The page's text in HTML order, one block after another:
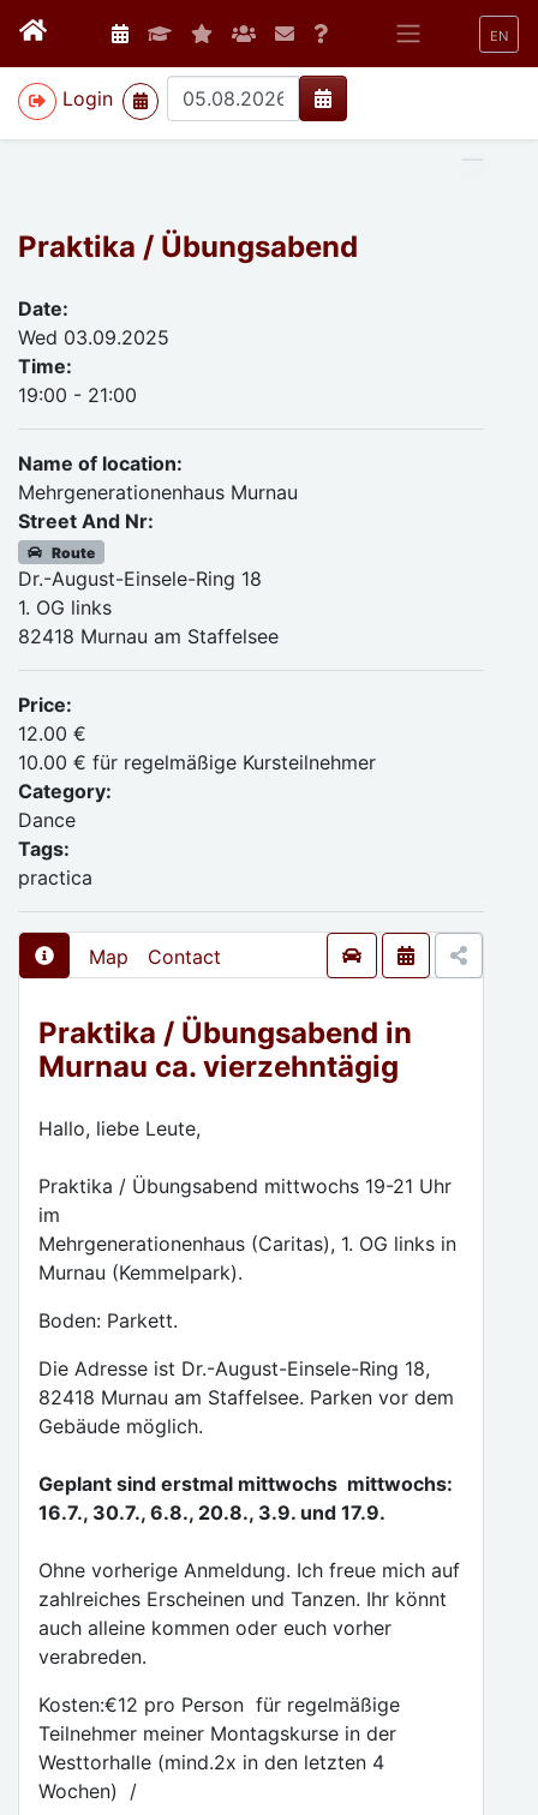
EN
Login
>
Praktika / Übungsabend
Date:
Wed 03.09.2025
Time:
19:00 - 21:00
Name of location:
Mehrgenerationenhaus Murnau
Street And Nr:
Route
Dr.-August-Einsele-Ring 18
1. OG links
82418 Murnau am Staffelsee
Price:
12.00 €
10.00 € für regelmäßige Kursteilnehmer
Category:
Dance
Tags:
practica
Map Contact
Praktika / Übungsabend in
Murnau ca. vierzehntägig
Hallo, liebe Leute,
Praktika / Übungsabend mittwochs 19-21 Uhr
im
Mehrgenerationenhaus (Caritas), 1. OG links in
Murnau (Kemmelpark).
Boden: Parkett.
Die Adresse ist Dr.-August-Einsele-Ring 18,
82418 Murnau am Staffelsee. Parken vor dem
Gebäude möglich.
Geplant sind erstmal mittwochs mittwochs:
16.7., 30.7., 6.8., 20.8., 3.9. und 17.9.
Ohne vorherige Anmeldung. Ich freue mich auf
zahlreiches Erscheinen und Tanzen. Ihr könnt
auch alleine kommen oder euch vorher
verabreden.
Kosten:€12 pro Person für regelmäßige
Teilnehmer meiner Montagskurse in der
Westtorhalle (mind.2x in den letzten 4
Wochen) /